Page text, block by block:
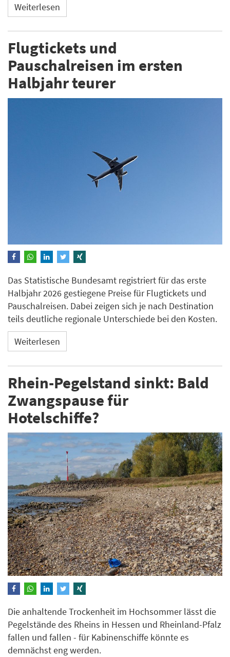
Weiterlesen
Flugtickets und
Pauschalreisen im ersten
Halbjahr teurer
Das Statistische Bundesamt registriert für das erste
Halbjahr 2026 gestiegene Preise für Flugtickets und
Pauschalreisen. Dabei zeigen sich je nach Destination
teils deutliche regionale Unterschiede bei den Kosten.
Weiterlesen
Rhein-Pegelstand sinkt: Bald
Zwangspause für
Hotelschiffe?
Die anhaltende Trockenheit im Hochsommer lässt die
Pegelstände des Rheins in Hessen und Rheinland-Pfalz
fallen und fallen - für Kabinenschiffe könnte es
demnächst eng werden.